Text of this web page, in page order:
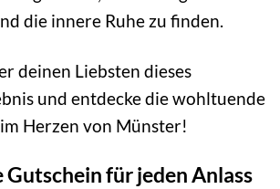
die innere Ruhe zu finden.
deinen Liebsten dieses
und entdecke die wohltuende
Herzen von Münster!
für jeden Anlass